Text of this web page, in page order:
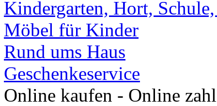
Kindergarten, Hort,
Möbel für Kinder
Rund ums Haus
Geschenkeservice
Online kaufen - Online